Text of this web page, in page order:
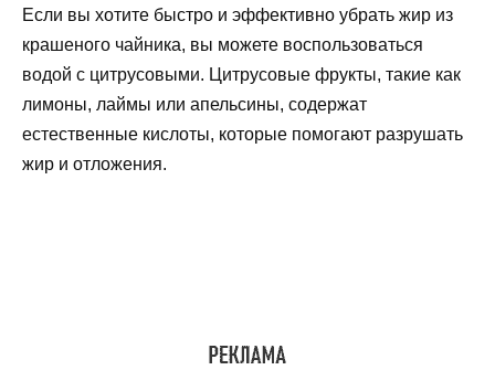
Если вы хотите быстро и эффективно убрать жир из
крашеного чайника, вы можете воспользоваться
водой с цитрусовыми. Цитрусовые фрукты, такие как
лимоны, лаймы или апельсины, содержат
естественные кислоты, которые помогают разрушать
жир и отложения.